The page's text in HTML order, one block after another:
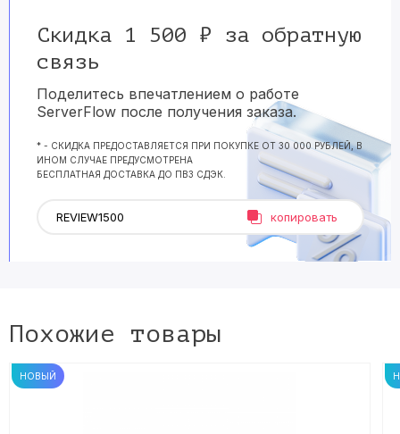
Скидка 1 500 ₽ за обратную
связь
Поделитесь впечатлением о работе
ServerFlow после получения заказа.
* - СКИДКА ПРЕДОСТАВЛЯЕТСЯ ПРИ ПОКУПКЕ ОТ 30 000 РУБЛЕЙ, В
ИНОМ СЛУЧАЕ ПРЕДУСМОТРЕНА
БЕСПЛАТНАЯ ДОСТАВКА ДО ПВЗ СДЭК.
копировать
Похожие товары
НОВЫЙ